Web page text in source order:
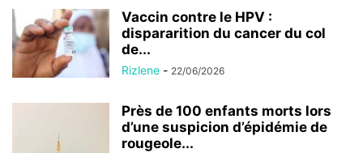
Vaccin contre le HPV :
dispararition du cancer du col
de...
Rizlene - 22/06/2026
Près de 100 enfants morts lors
d’une suspicion d’épidémie de
rougeole...